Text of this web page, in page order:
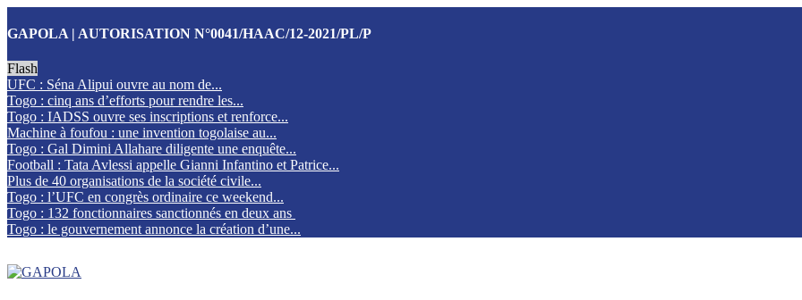
GAPOLA | AUTORISATION N°0041/HAAC/12-2021/PL/P
Flash
UFC : Séna Alipui ouvre au nom de...
Togo : cinq ans d’efforts pour rendre les...
Togo : IADSS ouvre ses inscriptions et renforce...
Machine à foufou : une invention togolaise au...
Togo : Gal Dimini Allahare diligente une enquête...
Football : Tata Avlessi appelle Gianni Infantino et Patrice...
Plus de 40 organisations de la société civile...
Togo : l’UFC en congrès ordinaire ce weekend...
Togo : 132 fonctionnaires sanctionnés en deux ans
Togo : le gouvernement annonce la création d’une...